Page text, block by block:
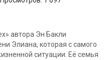
автора Эн Бакли
Элиана, которая с самого
ситуации. Её семья